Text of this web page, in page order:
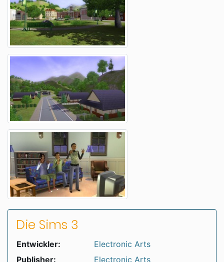
Die Sims 3
Entwickler:
Electronic Arts
Publisher:
Electronic Arts